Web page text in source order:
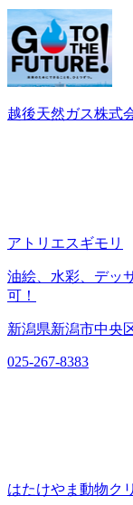
越後天然ガス株式
アトリエスギモリ
油絵、水彩、デ
可！
新潟県新潟市中央
025-267-8383
はたけやま動物ク